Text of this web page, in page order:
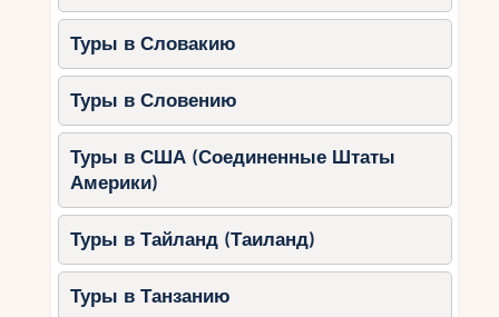
Туры в Словакию
Туры в Словению
Туры в США (Соединенные Штаты
Америки)
Туры в Тайланд (Таиланд)
Туры в Танзанию